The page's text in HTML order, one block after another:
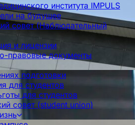
института IMPULS
на будущее
совет (Наблюдательный
и лицензии
правовые документы
подготовки
для студентов
для студентов
совет (student union)